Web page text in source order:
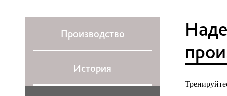
Производство
История